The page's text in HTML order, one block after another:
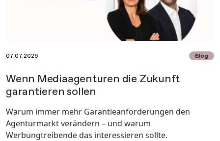
07.07.2026 Blog
Wenn Mediaagenturen die Zukunft
garantieren sollen
Warum immer mehr Garantieanforderungen den
Agenturmarkt verändern – und warum
Werbungtreibende das interessieren sollte.